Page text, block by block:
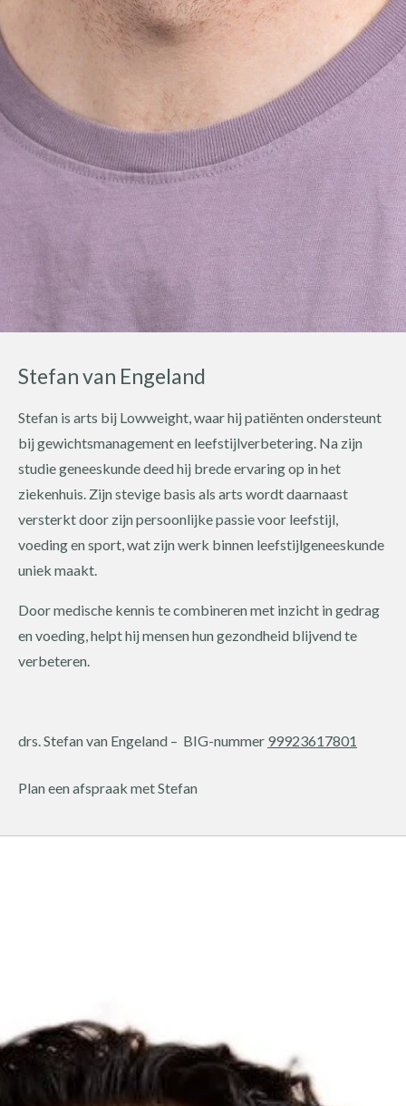
Stefan van Engeland
Stefan is arts bij Lowweight, waar hij patiënten ondersteunt
bij gewichtsmanagement en leefstijlverbetering. Na zijn
studie geneeskunde deed hij brede ervaring op in het
ziekenhuis. Zijn stevige basis als arts wordt daarnaast
versterkt door zijn persoonlijke passie voor leefstijl,
voeding en sport, wat zijn werk binnen leefstijlgeneeskunde
uniek maakt.
Door medische kennis te combineren met inzicht in gedrag
en voeding, helpt hij mensen hun gezondheid blijvend te
verbeteren.
drs. Stefan van Engeland – BIG-nummer 99923617801
Plan een afspraak met Stefan